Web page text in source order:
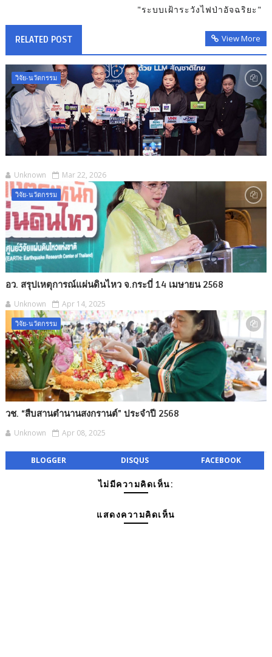
"ระบบเฝ้าระวังไฟป่าอัจฉริยะ"
RELATED POST View More
วิจัย-นวัตกรรม
Unknown Mar 22, 2026
วิจัย-นวัตกรรม
อว. สรุปเหตุการณ์แผ่นดินไหว จ.กระบี่ 14 เมษายน 2568
Unknown Apr 14, 2025
วิจัย-นวัตกรรม
วช. “สืบสานตำนานสงกรานต์” ประจำปี 2568
Unknown Apr 08, 2025
BLOGGER DISQUS FACEBOOK
ไม่มีความคิดเห็น:
แสดงความคิดเห็น